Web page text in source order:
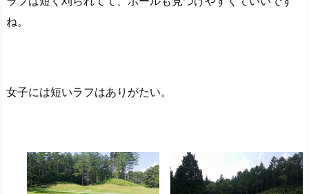
ね。
女子には短いラフはありがたい。